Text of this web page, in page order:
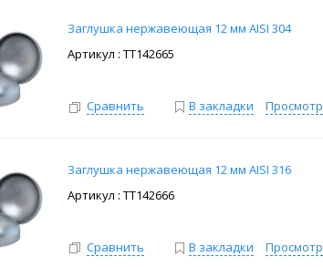
Заглушка нержавеющая 12 мм AISI 304
: ТТ142665
Сравнить В закладки Просмотр
Заглушка нержавеющая 12 мм AISI 316
: ТТ142666
Сравнить В закладки Просмотр